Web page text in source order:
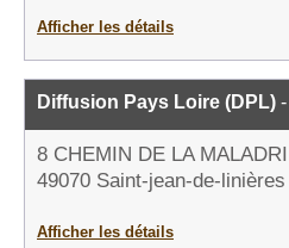
Afficher les détails
Diffusion Pays Loire (DPL)
8 CHEMIN DE LA
49070 Saint-jean-de-linières
Afficher les détails